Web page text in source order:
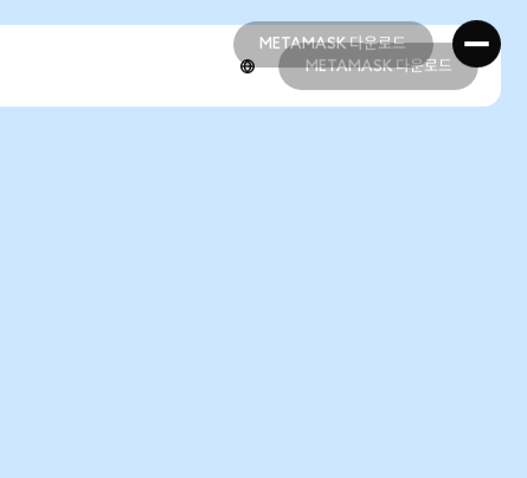
METAMASK 다운로드
METAMASK 다운로드
METAMASK 다운로드